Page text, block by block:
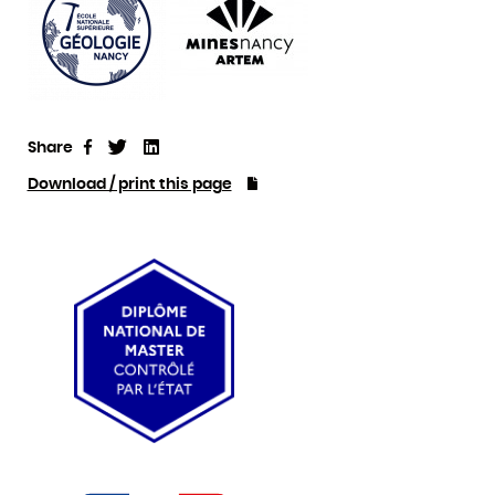
Share ShareTweet
Download / print this page